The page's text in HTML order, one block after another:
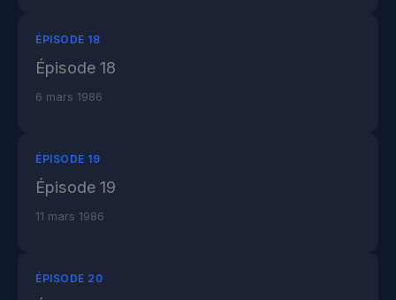
ÉPISODE 18
Épisode 18
6 mars 1986
ÉPISODE 19
Épisode 19
11 mars 1986
ÉPISODE 20